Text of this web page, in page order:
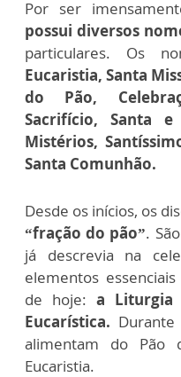
Por ser
possui diversos
particulares. Os
Eucaristia, Santa
do Pão,
Sacrifício, Santa
Mistérios,
Santa Comunhão.
Desde os inícios, os
“fração do pão”.
já descrevia na
elementos
de hoje: a Liturgia
Eucarística.
alimentam do Pão
Eucaristia.